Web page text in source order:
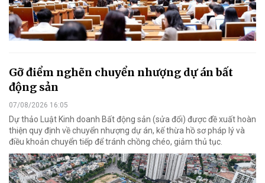
Gỡ điểm nghẽn chuyển nhượng dự án bất
động sản
07/08/2026 16:05
Dự thảo Luật Kinh doanh Bất động sản (sửa đổi) được đề xuất hoàn
thiện quy định về chuyển nhượng dự án, kế thừa hồ sơ pháp lý và
điều khoản chuyển tiếp để tránh chồng chéo, giảm thủ tục.